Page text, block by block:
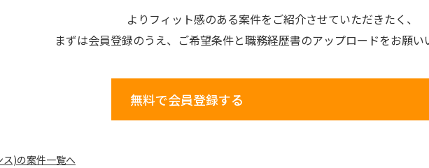
よりフィット感のある案件を ご紹介させていただきたく、
まずは会員登録のうえ、 ご希望条件と職務経歴書のアップロードをお願い
無料で会員登録する
)の案件一覧へ